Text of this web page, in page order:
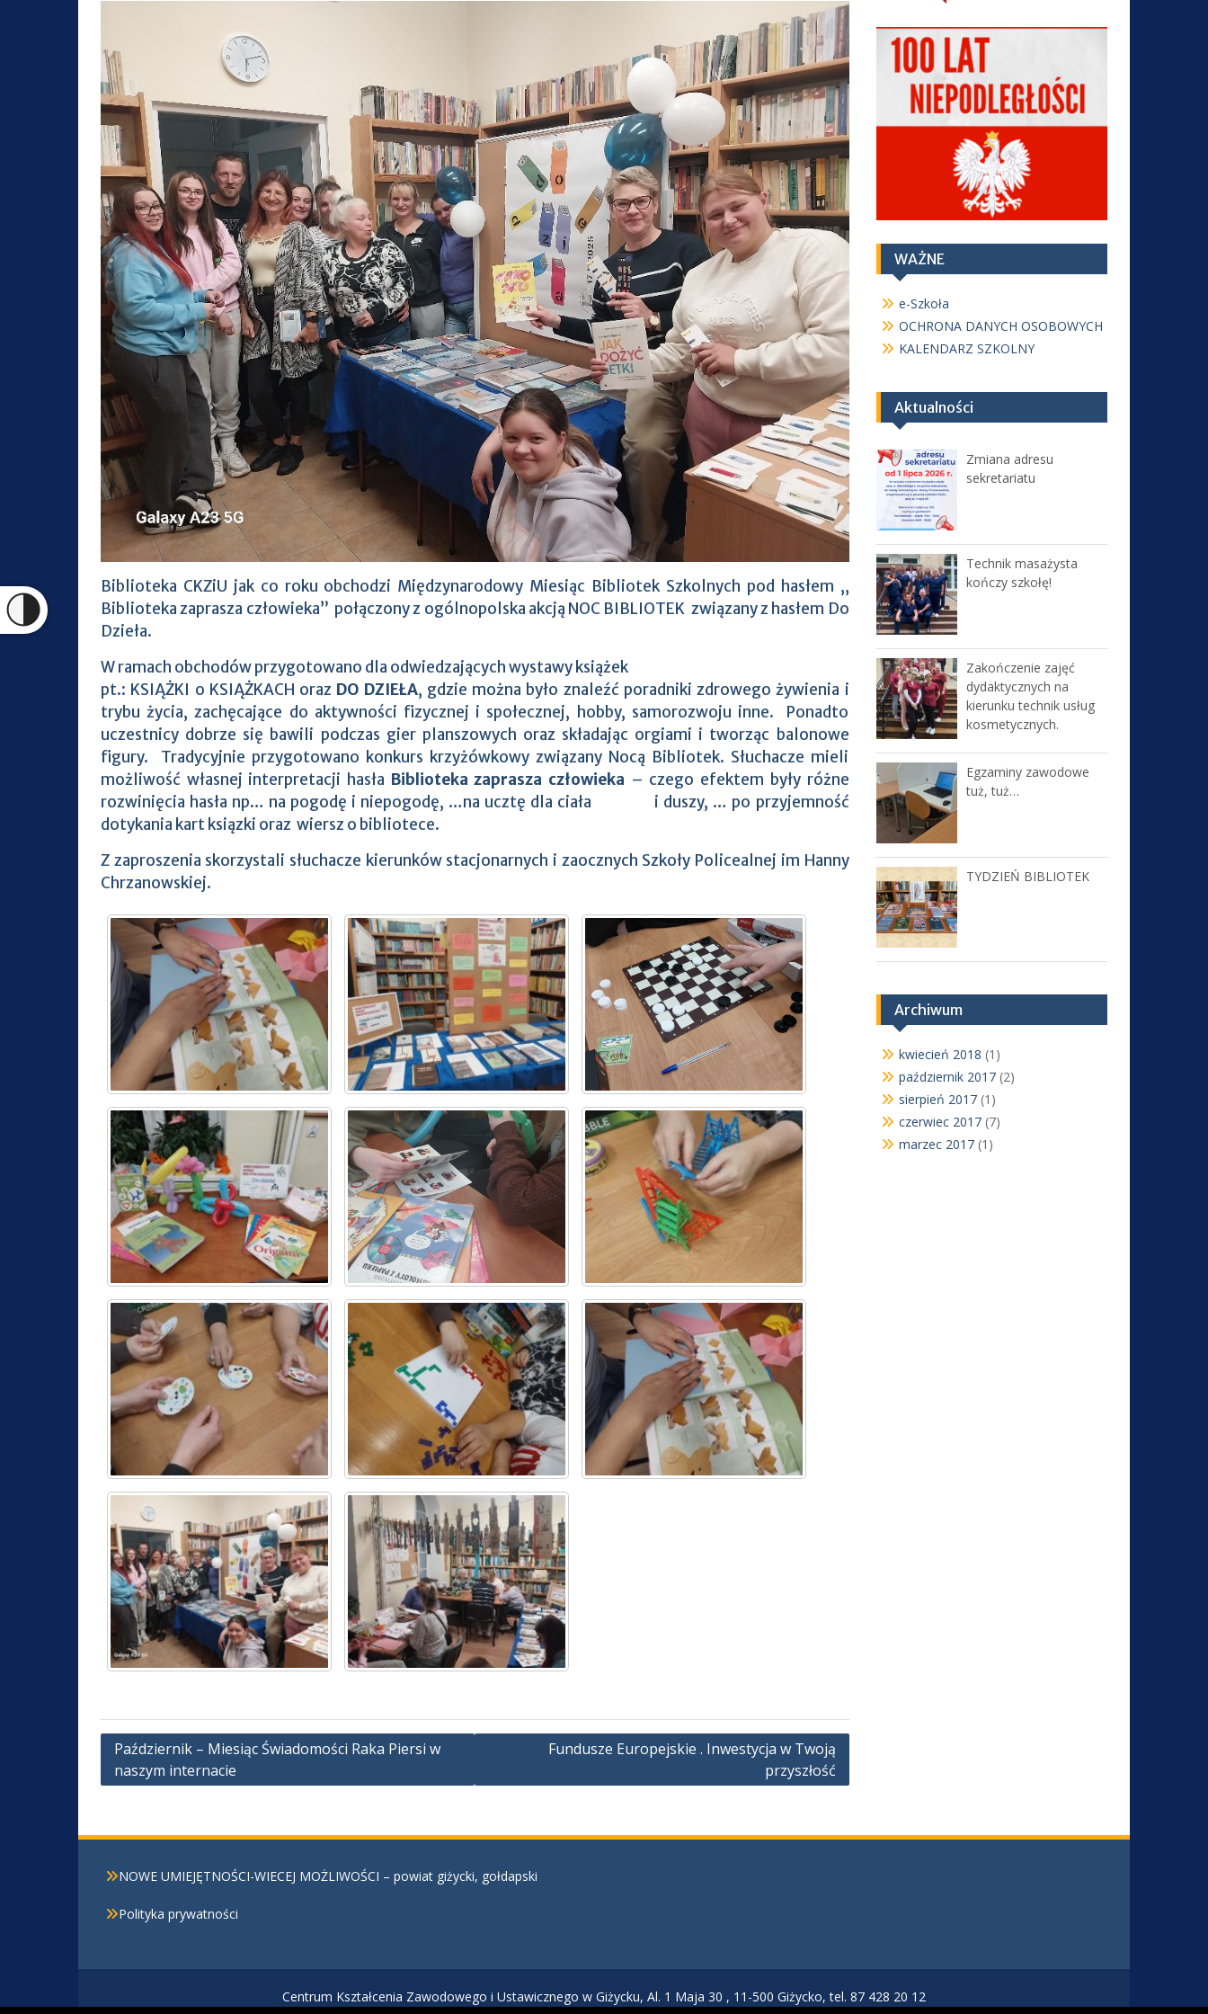
Biblioteka CKZiU jak co roku obchodzi Międzynarodowy Miesiąc Bibliotek Szkolnych pod hasłem „
Biblioteka zaprasza człowieka” połączony z ogólnopolska akcją NOC BIBLIOTEK związany z hasłem Do
Dzieła.
W ramach obchodów przygotowano dla odwiedzających wystawy książek
pt.: KSIĄŻKI o KSIĄŻKACH oraz DO DZIEŁA, gdzie można było znaleźć poradniki zdrowego żywienia i
trybu życia, zachęcające do aktywności fizycznej i społecznej, hobby, samorozwoju inne. Ponadto
uczestnicy dobrze się bawili podczas gier planszowych oraz składając orgiami i tworząc balonowe
figury. Tradycyjnie przygotowano konkurs krzyżówkowy związany Nocą Bibliotek. Słuchacze mieli
możliwość własnej interpretacji hasła Biblioteka zaprasza człowieka – czego efektem były różne
rozwinięcia hasła np… na pogodę i niepogodę, …na ucztę dla ciała i duszy, … po przyjemność
dotykania kart ksiązki oraz wiersz o bibliotece.
Z zaproszenia skorzystali słuchacze kierunków stacjonarnych i zaocznych Szkoły Policealnej im Hanny
Chrzanowskiej.
Nawigacja
wpisu
Październik – Miesiąc Świadomości Raka Piersi w
naszym internacie
Fundusze Europejskie . Inwestycja w Twoją
przyszłość
WAŻNE
e-Szkoła
OCHRONA DANYCH OSOBOWYCH
KALENDARZ SZKOLNY
Aktualności
Zmiana adresu
sekretariatu
Technik masażysta
kończy szkołę!
Zakończenie zajęć
dydaktycznych na
kierunku technik usług
kosmetycznych.
Egzaminy zawodowe
tuż, tuż…
TYDZIEŃ BIBLIOTEK
Archiwum
kwiecień 2018 (1)
październik 2017(2)
sierpień 2017(1)
czerwiec 2017(7)
marzec 2017(1)
NOWE UMIEJĘTNOŚCI-WIECEJ MOŻLIWOŚCI – powiat giżycki, gołdapski
Polityka prywatności
Centrum Kształcenia Zawodowego i Ustawicznego w Giżycku, Al. 1 Maja 30 , 11-500 Giżycko, tel. 87 428 20 12